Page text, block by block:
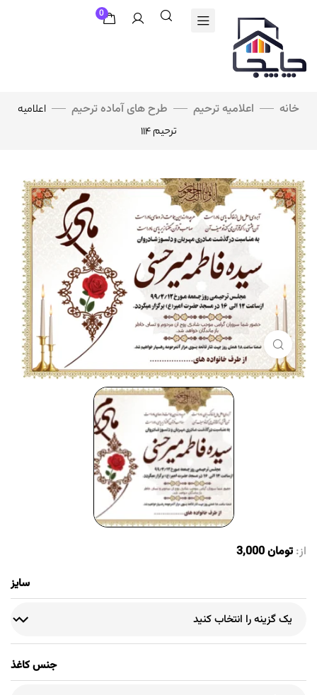
0
خانه اعلامیه ترحیم طرح های آماده ترحیم
اعلامیه
ترحیم ۱۱۴
برای بزرگنمایی کلیک کنید
از: تومان
سایز
جنس کاغذ